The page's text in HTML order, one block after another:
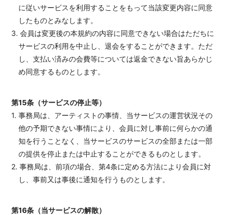
に従いサービスを利用することをもって当該変更内容に同意
したものとみなします。
3. 会員は変更後の本規約の内容に同意できない場合はただちに
サービスの利用を中止し、退会をすることができます。ただ
し、支払い済みの会費等については返金できない旨あらかじ
め同意するものとします。
第15条（サービスの停止等）
1. 事務局は、アーティストの事情、当サービスの運営状況その
他の予期できない事情により、会員に対し事前に何らかの通
知を行うことなく、当サービスのサービスの全部または一部
の提供を停止または中止することができるものとします。
2. 事務局は、前項の場合、第4条に定める方法により会員に対
し、事前又は事後に通知を行うものとします。
第16条（当サービスの解散）